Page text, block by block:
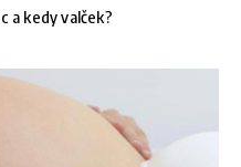
a kedy valček?